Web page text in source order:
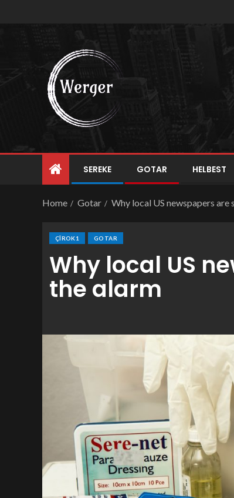
SEREKE GOTAR HELBEST
Home Gotar Why local US newspapers are
ÇÎROK1 GOTAR
Why local US
the alarm